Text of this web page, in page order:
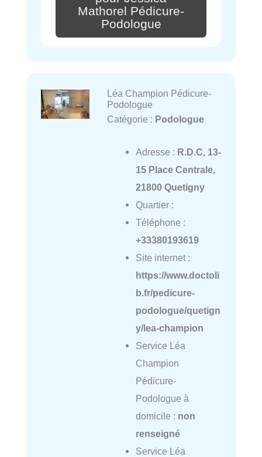
Mathorel Pédicure-
Podologue
Léa Champion Pédicure-
Podologue
Catégorie : Podologue
Adresse : R.D.C, 13-
15 Place Centrale,
21800 Quetigny
Quartier :
Téléphone :
+33380193619
Site internet :
https://www.doctoli
b.fr/pedicure-
podologue/quetign
y/lea-champion
Service Léa
Champion
Pédicure-
Podologue à
domicile : non
renseigné
Service Léa